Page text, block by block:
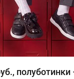
полуботинки